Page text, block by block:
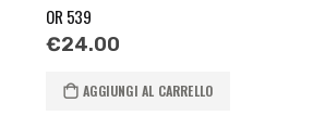
OR 539
€24.00
AGGIUNGI AL CARRELLO